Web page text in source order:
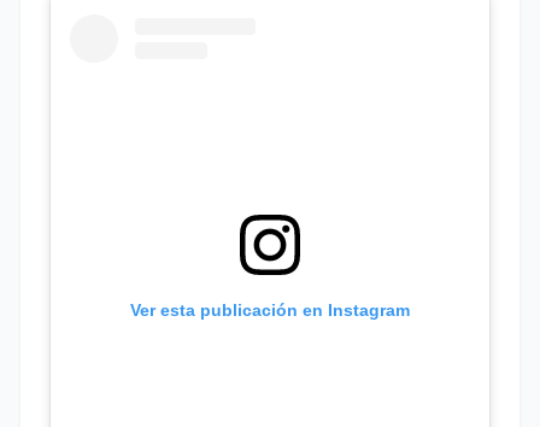
Ver esta publicación en Instagram